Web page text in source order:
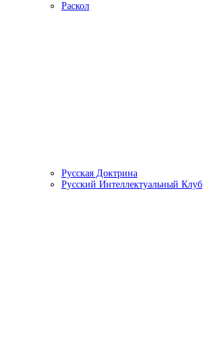
Раскол
Русская Доктрина
Русский Интеллектуальный Клуб